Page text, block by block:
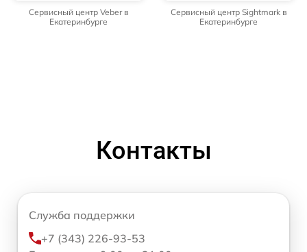
Сервисный центр Veber в
Екатеринбурге
Сервисный центр Sightmark в
Екатеринбурге
Контакты
Служба поддержки
+7 (343) 226-93-53